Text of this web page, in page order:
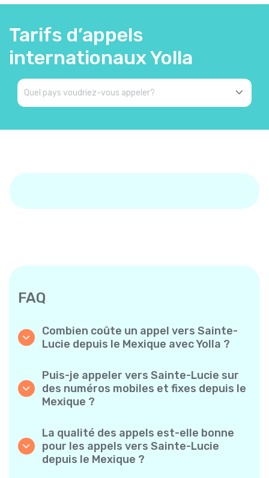
Tarifs d’appels
internationaux Yolla
FAQ
Combien coûte un appel vers Sainte-
Lucie depuis le Mexique avec Yolla ?
abordables pour les appels vers Sainte-Lucie.
Consultez simplement les tarifs les plus
récents dans l’application — sans frais
cachés, sans mauvaise surprise.
Puis-je appeler vers Sainte-Lucie sur
des numéros mobiles et fixes depuis le
Mexique ?
vers des téléphones mobiles et des lignes
fixes vers Sainte-Lucie en toute simplicité.
La qualité des appels est-elle bonne
pour les appels vers Sainte-Lucie
depuis le Mexique ?